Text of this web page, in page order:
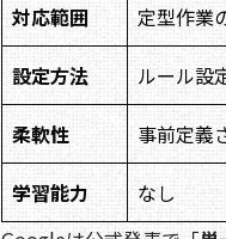
対応範囲 定型作業
設定方法 ルール設
柔軟性 事前定義
学習能力 なし